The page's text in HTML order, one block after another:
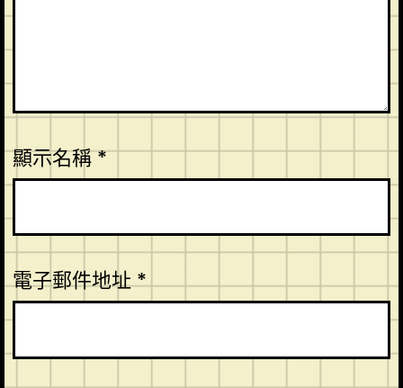
顯示名稱*
電子郵件地址*